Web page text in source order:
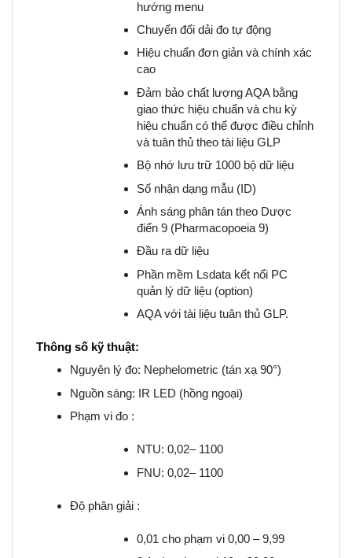
hướng menu
Chuyển đổi dải đo tự động
Hiệu chuẩn đơn giản và chính xác
cao
Đảm bảo chất lượng AQA bằng
giao thức hiệu chuẩn và chu kỳ
hiệu chuẩn có thể được điều chỉnh
và tuân thủ theo tài liệu GLP
Bộ nhớ lưu trữ 1000 bộ dữ liệu
Số nhận dạng mẫu (ID)
Ánh sáng phân tán theo Dược
điển 9 (Pharmacopoeia 9)
Đầu ra dữ liệu
Phần mềm Lsdata kết nổi PC
quản lý dữ liệu (option)
AQA với tài liệu tuân thủ GLP.
Thông số kỹ thuật:
Nguyên lý đo: Nephelometric (tán xạ 90°)
Nguồn sáng: IR LED (hồng ngoại)
Phạm vi đo :
NTU: 0,02– 1100
FNU: 0,02– 1100
Độ phân giải :
0,01 cho phạm vi 0,00 – 9,99